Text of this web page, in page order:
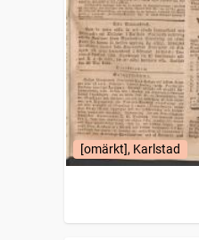
[omärkt], Karlstad